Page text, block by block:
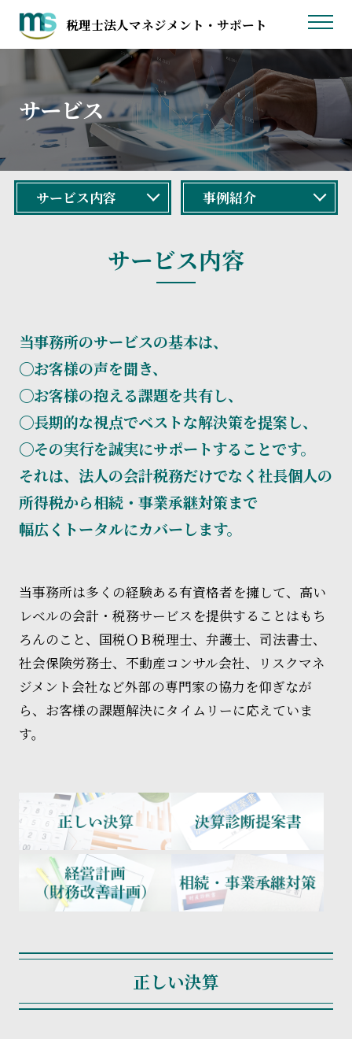
税理士法人マネジメント・サポート
トップページ
サービス
事務所案内
採用案内
お問い合わせ
サービス
サービス内容 事例紹介
サービス内容
当事務所のサービスの基本は、
〇お客様の声を聞き、
〇お客様の抱える課題を共有し、
〇長期的な視点でベストな解決策を提案し、
〇その実行を誠実にサポートすることです。
それは、法人の会計税務だけでなく社長個人の
所得税から相続・事業承継対策まで
幅広くトータルにカバーします。
当事務所は多くの経験ある有資格者を擁して、高い
レベルの会計・税務サービスを提供することはもち
ろんのこと、国税ＯＢ税理士、弁護士、司法書士、
社会保険労務士、不動産コンサル会社、リスクマネ
ジメント会社など外部の専門家の協力を仰ぎなが
ら、お客様の課題解決にタイムリーに応えていま
す。
正しい決算